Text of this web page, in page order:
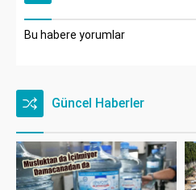
Bu habere yorumlar
Güncel Haberler